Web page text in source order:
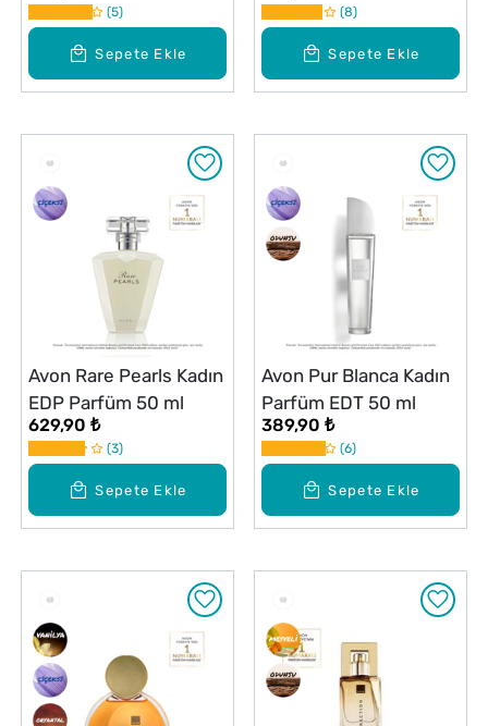
Sepete Ekle
5
Sepete Ekle
8
Sepete Ekle
Avon Rare Pearls Kadın
EDP Parfüm 50 ml
629,90 ₺
3
Sepete Ekle
Avon Pur Blanca Kadın
Parfüm EDT 50 ml
389,90 ₺
6